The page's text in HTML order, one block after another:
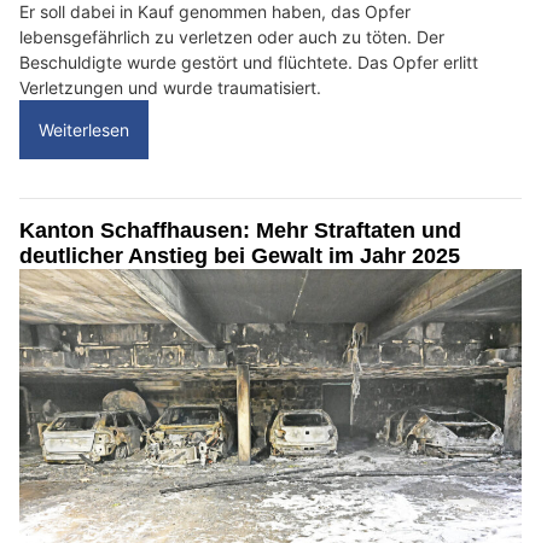
Er soll dabei in Kauf genommen haben, das Opfer
lebensgefährlich zu verletzen oder auch zu töten. Der
Beschuldigte wurde gestört und flüchtete. Das Opfer erlitt
Verletzungen und wurde traumatisiert.
Weiterlesen
Kanton Schaffhausen: Mehr Straftaten und
deutlicher Anstieg bei Gewalt im Jahr 2025